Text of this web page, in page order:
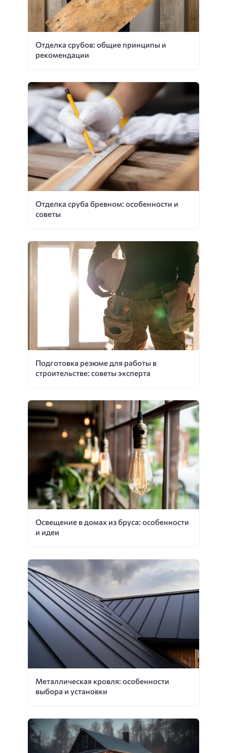
Отделка срубов: общие принципы и
рекомендации
Отделка сруба бревном: особенности и
советы
Подготовка резюме для работы в
строительстве: советы эксперта
Освещение в домах из бруса: особенности
и идеи
Металлическая кровля: особенности
выбора и установки